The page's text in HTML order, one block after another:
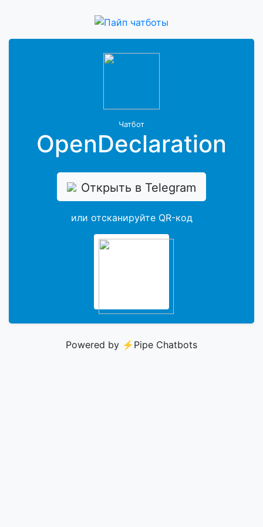
Чатбот
OpenDeclaration
Открыть в Telegram
или отсканируйте QR-код
Powered by ⚡️ Pipe Chatbots